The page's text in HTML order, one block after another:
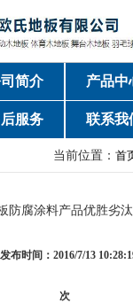
简介 产品中
服务 联系我
当前位置：首
防腐涂料产品优胜劣
布时间：2016/7/13
次